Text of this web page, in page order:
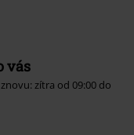
vás
zítra od 09:00 do